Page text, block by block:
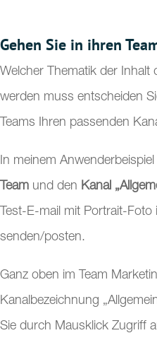
Gehen Sie in ihren
Welcher Thematik der Inhalt
werden muss entscheiden
Teams Ihren passenden
In meinem
Team und den Kanal
Test-E-mail mit Portrait-
senden/posten.
Ganz oben im Team
Kanalbezeichnung
Sie durch Mausklick Zugriff